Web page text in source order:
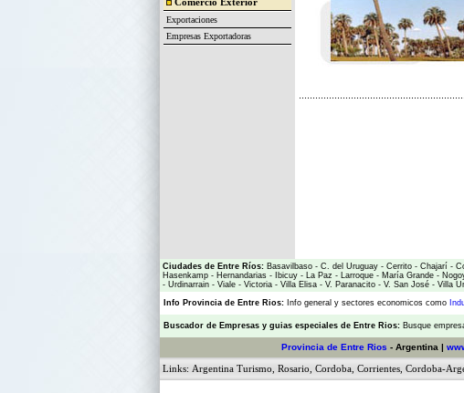
Exportaciones
Empresas Exportadoras
Ciudades de Entre Ríos: Basavilbaso - C. del Uruguay - Cerrito - Chajarí -
Hasenkamp - Hernandarias - Ibicuy - La Paz - Larroque - María Grande -
- Urdinarrain - Viale - Victoria - Villa Elisa - V. Paranacito - V. San José - Villa
Info Provincia de Entre Rios: Info general y sectores economicos como
Buscador de Empresas y guias especiales de Entre Rios: Busque
Provincia de Entre Rios - Argentina |
Links: Argentina Turismo Rosario Cordoba Corrientes Cordoba-